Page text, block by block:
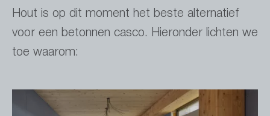
Hout is op dit moment het beste alternatief
voor een betonnen casco. Hieronder lichten we
toe waarom: